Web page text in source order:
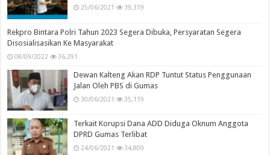
25/06/2021 39,319
Rekpro Bintara Polri Tahun 2023 Segera Dibuka, Persyaratan Segera
Disosialisasikan Ke Masyarakat
08/09/2022 36,291
Dewan Kalteng Akan RDP Tuntut Status Penggunaan
Jalan Oleh PBS di Gumas
30/06/2021 35,119
Terkait Korupsi Dana ADD Diduga Oknum Anggota
DPRD Gumas Terlibat
24/06/2021 34,809